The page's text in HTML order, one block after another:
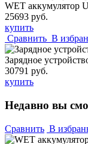
WET аккумулятор
25693 руб.
купить
Сравнить В
Зарядное
30791 руб.
купить
Недавно вы
Сравнить В